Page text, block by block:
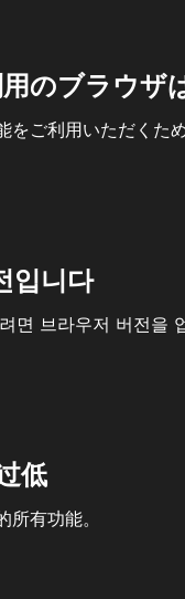
のブラウザ
ご利用いただくた
입니다
면 브라우저 버전을
低
有功能。